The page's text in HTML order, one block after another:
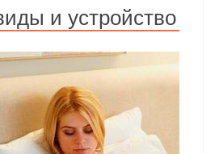
и устройство